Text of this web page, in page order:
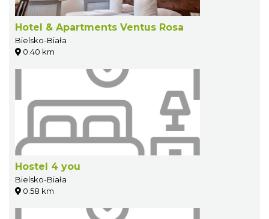
Hotel & Apartments Ventus Rosa
Bielsko-Biała
0.40 km
Hostel 4 you
Bielsko-Biała
0.58 km